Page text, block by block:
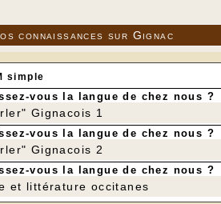
connaissances sur Gignac
simple
vous la langue de chez nous ?
Gignacois 1
vous la langue de chez nous ?
Gignacois 2
vous la langue de chez nous ?
et littérature occitanes